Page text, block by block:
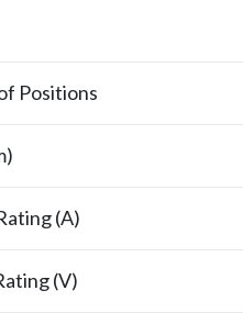
Positions
(A)
(V)